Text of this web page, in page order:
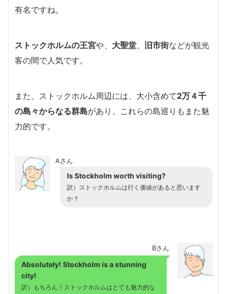
有名ですね。
ストックホルムの王宮や、 大聖堂 旧市街などが観光
客の間で人気です。
また、ストックホルム周辺には、大小含めて2万４千
の島々からなる群島があり、これらの島巡りもまた魅
力的です。
Aさん
Is Stockholm worth visiting?
訳）ストックホルムは行く価値があると思います
か？
Bさん
Absolutely! Stockholm is a stunning
city!
訳）もちろん！ストックホルムはとても魅力的な